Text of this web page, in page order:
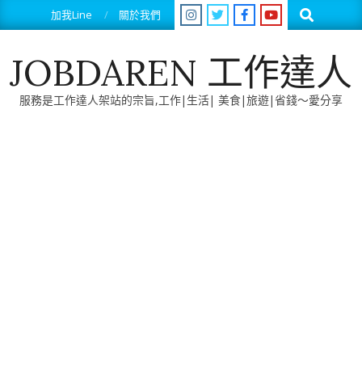
to
加我Line 關於我們 Search
JOBDAREN 工作達人
服務是工作達人架站的宗旨,工作|生活| 美食|旅遊|省錢～愛分享